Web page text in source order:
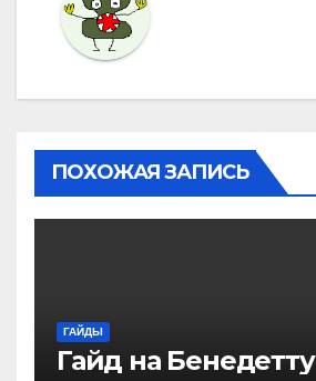
ПОХОЖАЯ ЗАПИСЬ
ГАЙДЫ
Гайд на Бенедетту